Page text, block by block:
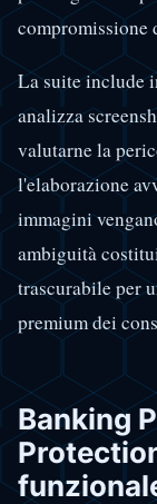
compromissione
La suite include
analizza
valutarne la
l'elaborazione
immagini
ambiguità
trascurabile per
premium dei
Banking